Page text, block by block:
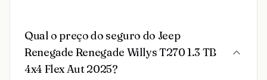
Qual o preço do seguro do Jeep
Renegade Renegade Willys T270 1.3 TB
4x4 Flex Aut 2025?